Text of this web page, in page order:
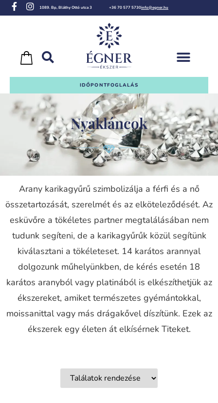
1089. Bp, Bláthy Ottó utca 3 +36 70 577 5730info@egner.hu
IDŐPONTFOGLALÁS
Nyakláncok
Arany karikagyűrű szimbolizálja a férfi és a nő
összetartozását, szerelmét és az elköteleződését. Az
esküvőre a tökéletes partner megtalálásában nem
tudunk segíteni, de a karikagyűrűk közül segítünk
kiválasztani a tökéleteset. 14 karátos arannyal
dolgozunk műhelyünkben, de kérés esetén 18
karátos aranyból vagy platinából is elkészíthetjük az
ékszereket, amiket természetes gyémántokkal,
moissanittal vagy más drágakővel díszítünk. Ezek az
ékszerek egy életen át elkísérnek Titeket.